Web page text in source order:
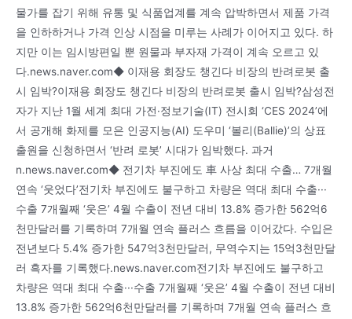
물가를 잡기 위해 유통 및 식품업계를 계속 압박하면서 제품 가격
을 인하하거나 가격 인상 시점을 미루는 사례가 이어지고 있다. 하
지만 이는 임시방편일 뿐 원물과 부자재 가격이 계속 오르고 있
다.news.naver.com◆ 이재용 회장도 챙긴다 비장의 반려로봇 출
시 임박?이재용 회장도 챙긴다 비장의 반려로봇 출시 임박?삼성전
자가 지난 1월 세계 최대 가전·정보기술(IT) 전시회 ‘CES 2024’에
서 공개해 화제를 모은 인공지능(AI) 도우미 ‘볼리(Ballie)’의 상표
출원을 신청하면서 ‘반려 로봇’ 시대가 임박했다. 과거
n.news.naver.com◆ 전기차 부진에도 車 사상 최대 수출… 7개월
연속 ‘웃었다’전기차 부진에도 불구하고 차량은 역대 최대 수출···
수출 7개월째 ‘웃은’ 4월 수출이 전년 대비 13.8% 증가한 562억6
천만달러를 기록하며 7개월 연속 플러스 흐름을 이어갔다. 수입은
전년보다 5.4% 증가한 547억3천만달러, 무역수지는 15억3천만달
러 흑자를 기록했다.news.naver.com전기차 부진에도 불구하고
차량은 역대 최대 수출···수출 7개월째 ‘웃은’ 4월 수출이 전년 대비
13.8% 증가한 562억6천만달러를 기록하며 7개월 연속 플러스 흐